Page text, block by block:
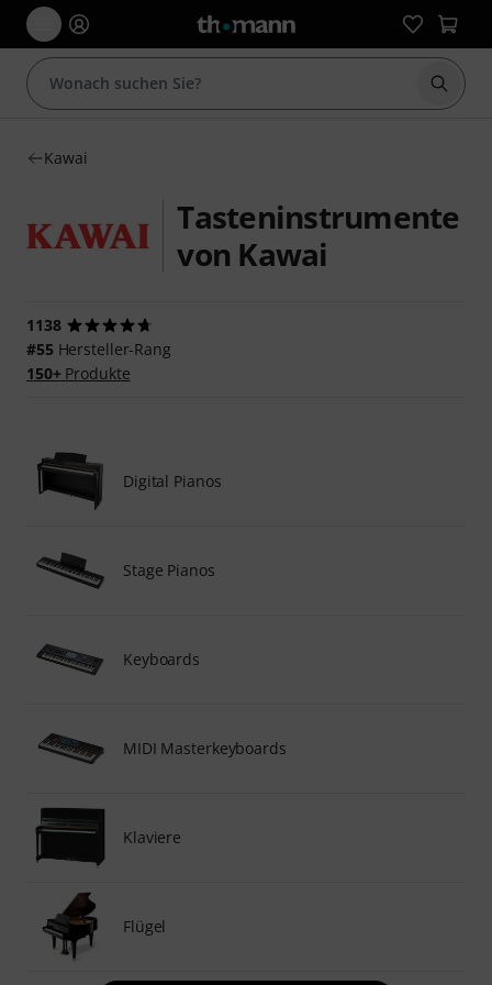
Suche
Kawai
Tasteninstrumente
von Kawai
1138
#55 Hersteller-Rang
150+Produkte
Digital Pianos
Stage Pianos
Keyboards
MIDI Masterkeyboards
Klaviere
Flügel